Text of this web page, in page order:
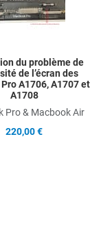
du problème de
de l’écran des
A1706, A1707 et
A1708
Pro & Macbook Air
220,00 €